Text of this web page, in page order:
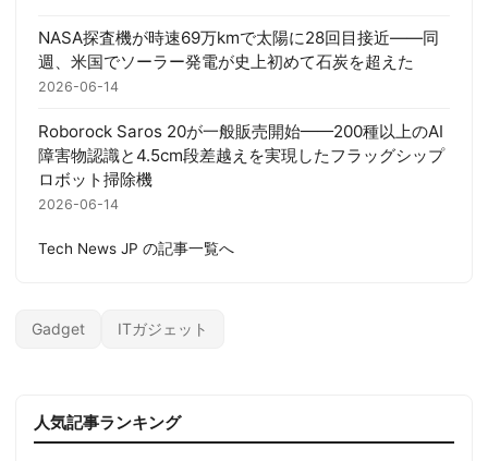
NASA探査機が時速69万kmで太陽に28回目接近——同
週、米国でソーラー発電が史上初めて石炭を超えた
2026-06-14
Roborock Saros 20が一般販売開始——200種以上のAI
障害物認識と4.5cm段差越えを実現したフラッグシップ
ロボット掃除機
2026-06-14
Tech News JP の記事一覧へ
Gadget ITガジェット
人気記事ランキング